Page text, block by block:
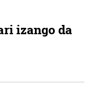
izango da